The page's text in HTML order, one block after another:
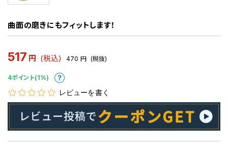
曲面の磨きにもフィットします！
517 円 (税込) 470 円 (税抜)
4ポイント(1%)
レビューを書く